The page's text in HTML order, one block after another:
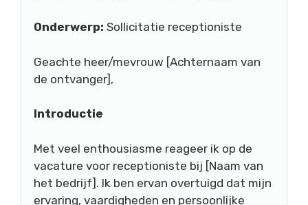
Onderwerp: Sollicitatie receptioniste
Geachte heer/mevrouw [Achternaam van
de ontvanger],
Introductie
Met veel enthousiasme reageer ik op de
vacature voor receptioniste bij [Naam van
het bedrijf]. Ik ben ervan overtuigd dat mijn
ervaring, vaardigheden en persoonlijke